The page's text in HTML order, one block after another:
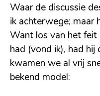
Waar de discussie
ik achterwege; maar
Want los van het feit
had (vond ik), had hij
kwamen we al vrij
bekend model: